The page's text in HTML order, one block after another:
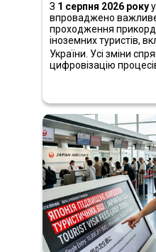
З 1 серпня 2026 року
впроваджено
проходження
іноземних туристів,
України. Усі зміни
цифровізацію